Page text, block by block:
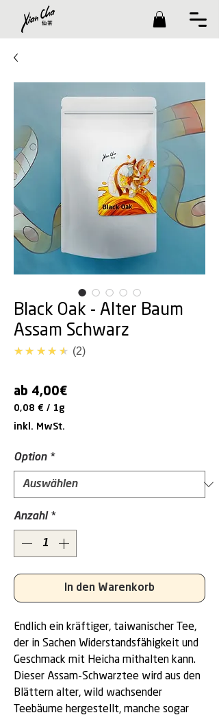
Black Oak - Alter Baum
Assam Schwarz
★★★★★ 4.5
2
ab 4,00€
0,08 € / 1g
0,08 €
Gram
inkl. MwSt.
Option *
Anzahl *
In den Warenkorb
Endlich ein kräftiger, taiwanischer Tee,
der in Sachen Widerstandsfähigkeit und
Geschmack mit Heicha mithalten kann.
Dieser Assam-Schwarztee wird aus den
Blättern alter, wild wachsender
Teebäume hergestellt, manche sogar